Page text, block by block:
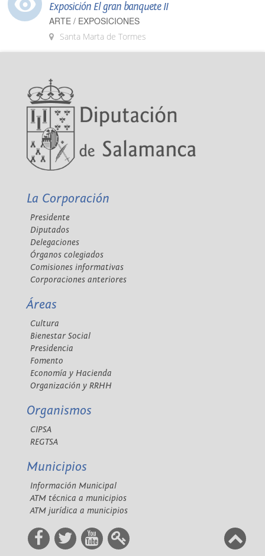
Exposición El gran banquete II
ARTE / EXPOSICIONES
Santa Marta de Tormes
La Corporación
Presidente
Diputados
Delegaciones
Órganos colegiados
Comisiones informativas
Corporaciones anteriores
Áreas
Cultura
Bienestar Social
Presidencia
Fomento
Economía y Hacienda
Organización y RRHH
Organismos
CIPSA
REGTSA
Municipios
Información Municipal
ATM técnica a municipios
ATM jurídica a municipios